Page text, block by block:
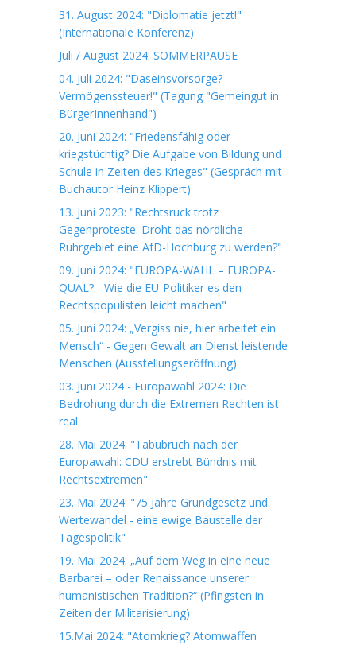
31. August 2024: "Diplomatie jetzt!"
(Internationale Konferenz)
Juli / August 2024: SOMMERPAUSE
04. Juli 2024: "Daseinsvorsorge?
Vermögenssteuer!" (Tagung "Gemeingut in
BürgerInnenhand")
20. Juni 2024: "Friedensfähig oder
kriegstüchtig? Die Aufgabe von Bildung und
Schule in Zeiten des Krieges" (Gespräch mit
Buchautor Heinz Klippert)
13. Juni 2023: "Rechtsruck trotz
Gegenproteste: Droht das nördliche
Ruhrgebiet eine AfD-Hochburg zu werden?"
09. Juni 2024: "EUROPA-WAHL – EUROPA-
QUAL? - Wie die EU-Politiker es den
Rechtspopulisten leicht machen"
05. Juni 2024: „Vergiss nie, hier arbeitet ein
Mensch“ - Gegen Gewalt an Dienst leistende
Menschen (Ausstellungseröffnung)
03. Juni 2024 - Europawahl 2024: Die
Bedrohung durch die Extremen Rechten ist
real
28. Mai 2024: "Tabubruch nach der
Europawahl: CDU erstrebt Bündnis mit
Rechtsextremen"
23. Mai 2024: "75 Jahre Grundgesetz und
Wertewandel - eine ewige Baustelle der
Tagespolitik"
19. Mai 2024: „Auf dem Weg in eine neue
Barbarei – oder Renaissance unserer
humanistischen Tradition?“ (Pfingsten in
Zeiten der Militarisierung)
15.Mai 2024: "Atomkrieg? Atomwaffen